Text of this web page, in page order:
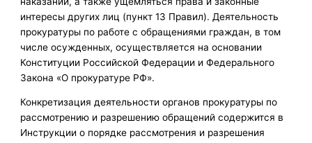
интересы других лиц (пункт 13 Правил). Деятельность
прокуратуры по работе с обращениями граждан, в том
числе осужденных, осуществляется на основании
Конституции Российской Федерации и Федерального
Закона «О прокуратуре РФ».
Конкретизация деятельности органов прокуратуры по
рассмотрению и разрешению обращений содержится в
Инструкции о порядке рассмотрения и разрешения